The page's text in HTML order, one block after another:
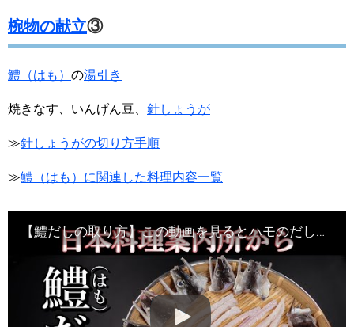
椀物の献立③
鱧（はも） の湯引き
焼きなす、いんげん豆、 針しょうが
≫針しょうがの切り方手順
≫鱧（はも）に関連した料理内容一覧
【鱧だしの取り方】この動画を見るとハモのだしが作れるようになります・Japanese food#和食レシピ日本料理案内所